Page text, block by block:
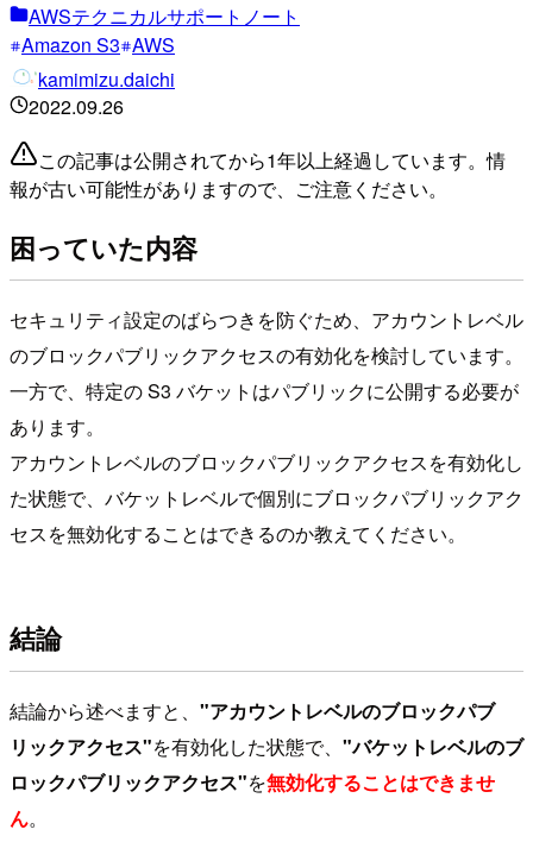
AWSテクニカルサポートノート
Amazon S3 AWS
kamimizu.daichi
2022.09.26
この記事は公開されてから1年以上経過しています。情
報が古い可能性がありますので、ご注意ください。
困っていた内容
セキュリティ設定のばらつきを防ぐため、アカウントレベル
のブロックパブリックアクセスの有効化を検討しています。
一方で、特定の S3 バケットはパブリックに公開する必要が
あります。
アカウントレベルのブロックパブリックアクセスを有効化し
た状態で、バケットレベルで個別にブロックパブリックアク
セスを無効化することはできるのか教えてください。
結論
結論から述べますと、 "アカウントレベルのブロックパブ
リックアクセス"を有効化した状態で、 "バケットレベルのブ
ロックパブリックアクセス"を無効化することはできませ
ん。